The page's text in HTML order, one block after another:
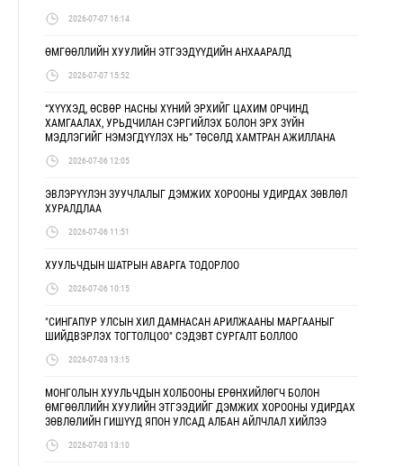
2026-07-07 16:14
ӨМГӨӨЛЛИЙН ХУУЛИЙН ЭТГЭЭДҮҮДИЙН АНХААРАЛД
2026-07-07 15:52
“ХҮҮХЭД, ӨСВӨР НАСНЫ ХҮНИЙ ЭРХИЙГ ЦАХИМ ОРЧИНД
ХАМГААЛАХ, УРЬДЧИЛАН СЭРГИЙЛЭХ БОЛОН ЭРХ ЗҮЙН
МЭДЛЭГИЙГ НЭМЭГДҮҮЛЭХ НЬ” ТӨСӨЛД ХАМТРАН АЖИЛЛАНА
2026-07-06 12:05
ЭВЛЭРҮҮЛЭН ЗУУЧЛАЛЫГ ДЭМЖИХ ХОРООНЫ УДИРДАХ ЗӨВЛӨЛ
ХУРАЛДЛАА
2026-07-06 11:51
ХУУЛЬЧДЫН ШАТРЫН АВАРГА ТОДОРЛОО
2026-07-06 10:15
"СИНГАПУР УЛСЫН ХИЛ ДАМНАСАН АРИЛЖААНЫ МАРГААНЫГ
ШИЙДВЭРЛЭХ ТОГТОЛЦОО" СЭДЭВТ СУРГАЛТ БОЛЛОО
2026-07-03 13:15
МОНГОЛЫН ХУУЛЬЧДЫН ХОЛБООНЫ ЕРӨНХИЙЛӨГЧ БОЛОН
ӨМГӨӨЛЛИЙН ХУУЛИЙН ЭТГЭЭДИЙГ ДЭМЖИХ ХОРООНЫ УДИРДАХ
ЗӨВЛӨЛИЙН ГИШҮҮД ЯПОН УЛСАД АЛБАН АЙЛЧЛАЛ ХИЙЛЭЭ
2026-07-03 13:10